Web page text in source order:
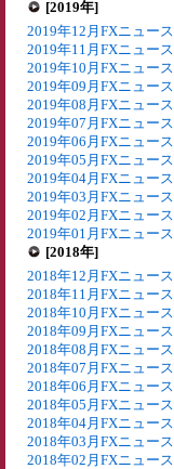
[2019年]
2019年12月FXニュース
2019年11月FXニュース
2019年10月FXニュース
2019年09月FXニュース
2019年08月FXニュース
2019年07月FXニュース
2019年06月FXニュース
2019年05月FXニュース
2019年04月FXニュース
2019年03月FXニュース
2019年02月FXニュース
2019年01月FXニュース
[2018年]
2018年12月FXニュース
2018年11月FXニュース
2018年10月FXニュース
2018年09月FXニュース
2018年08月FXニュース
2018年07月FXニュース
2018年06月FXニュース
2018年05月FXニュース
2018年04月FXニュース
2018年03月FXニュース
2018年02月FXニュース